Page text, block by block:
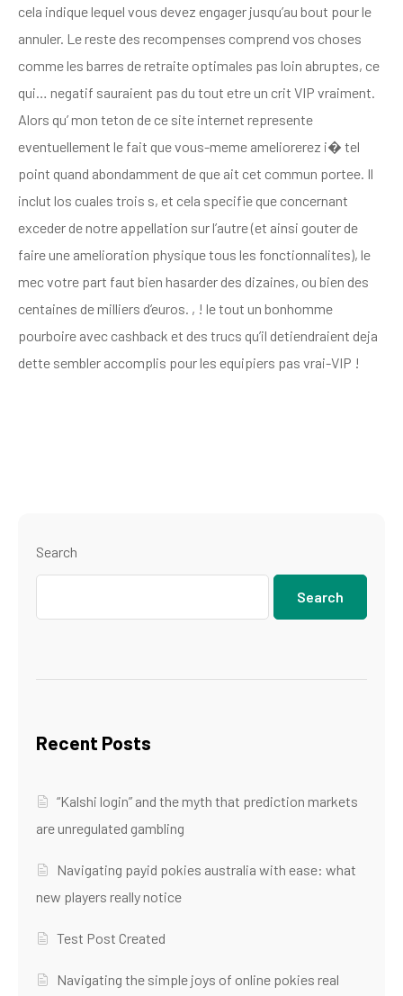
cela indique lequel vous devez engager jusqu’au bout pour le
annuler. Le reste des recompenses comprend vos choses
comme les barres de retraite optimales pas loin abruptes, ce
qui… negatif sauraient pas du tout etre un crit VIP vraiment.
Alors qu’ mon teton de ce site internet represente
eventuellement le fait que vous-meme ameliorerez i� tel
point quand abondamment de que ait cet commun portee. Il
inclut los cuales trois s, et cela specifie que concernant
exceder de notre appellation sur l’autre (et ainsi gouter de
faire une amelioration physique tous les fonctionnalites), le
mec votre part faut bien hasarder des dizaines, ou bien des
centaines de milliers d’euros. , ! le tout un bonhomme
pourboire avec cashback et des trucs qu’il detiendraient deja
dette sembler accomplis pour les equipiers pas vrai-VIP !
Search
Search
Recent Posts
“Kalshi login” and the myth that prediction markets
are unregulated gambling
Navigating payid pokies australia with ease: what
new players really notice
Test Post Created
Navigating the simple joys of online pokies real